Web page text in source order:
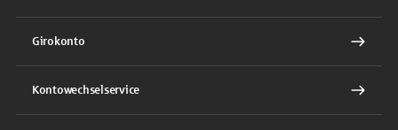
Girokonto
Kontowechselservice